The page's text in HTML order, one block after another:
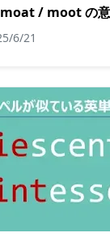
moat / moot の
6/21